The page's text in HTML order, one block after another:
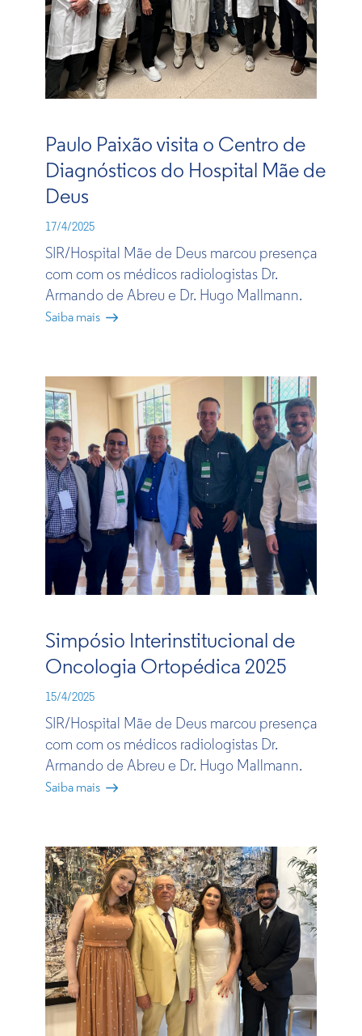
Paulo Paixão visita o Centro de
Diagnósticos do Hospital Mãe de
Deus
17/4/2025
SIR/Hospital Mãe de Deus marc​ou presença
com com os médicos radiologistas Dr.
Armando de Abreu e Dr. Hugo Mallmann.​
Saiba mais
Simpósio Interinstitucional de
Oncologia Ortopédica 2025​
15/4/2025
SIR/Hospital Mãe de Deus marc​ou presença
com com os médicos radiologistas Dr.
Armando de Abreu e Dr. Hugo Mallmann.​
Saiba mais